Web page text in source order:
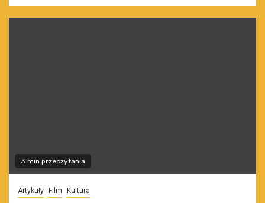
3 min przeczytania
Artykuły Film Kultura